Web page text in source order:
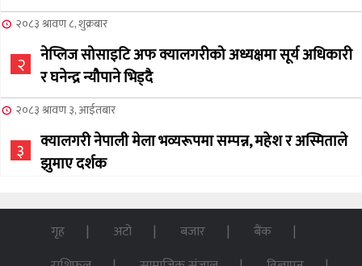
२०८३ श्रावण ८, शुक्रबार
२
नेप्लिज सोसाइटि अफ क्यालगरीको अध्यक्षमा सूर्य अधिकारी
र घनेन्द्र न्यौपाने भिड्दै
२०८३ श्रावण ३, आईतबार
३
क्यालगरी नेपाली मेला भव्यरूपमा सम्पन्न, महेश र अस्मिताले
झुमाए दर्शक
NCSC को अध्यक्ष पदको लागी सूर्य अधिकारीको उम्मेदवारी
गृह अटो बजार
बैंक